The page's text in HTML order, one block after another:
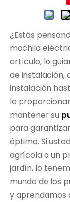
¿Estás
mochila
artículo, lo
de instalación,
instalación
le
mantener su
para
óptimo. Si
agrícola o un
jardín, lo
mundo de los
y aprendamos